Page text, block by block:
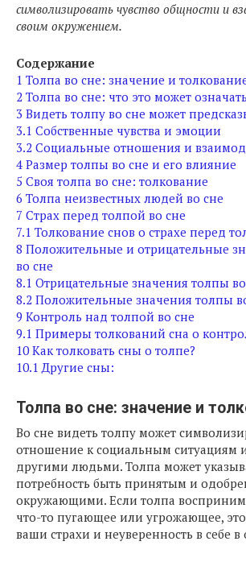
символизировать чувство общности и
своим окружением.
Содержание
1 Толпа во сне: значение и
2 Толпа во сне: что это может
3 Видеть толпу во сне может
3.1 Собственные чувства и эмоции
3.2 Социальные отношения и
4 Размер толпы во сне и его влияние
5 Своя толпа во сне: толкование
6 Толпа неизвестных людей во сне
7 Страх перед толпой во сне
7.1 Толкование снов о страхе перед
8 Положительные и отрицательные
во сне
8.1 Отрицательные значения толпы
8.2 Положительные значения толпы
9 Контроль над толпой во сне
9.1 Примеры толкований сна о
10 Как толковать сны о толпе?
10.1 Другие сны:
Толпа во сне: значение и
Во сне видеть толпу может
отношение к социальным ситуациям
другими людьми. Толпа может
потребность быть принятым и
окружающими. Если толпа
что-то пугающее или угрожающее,
ваши страхи и неуверенность в себе в